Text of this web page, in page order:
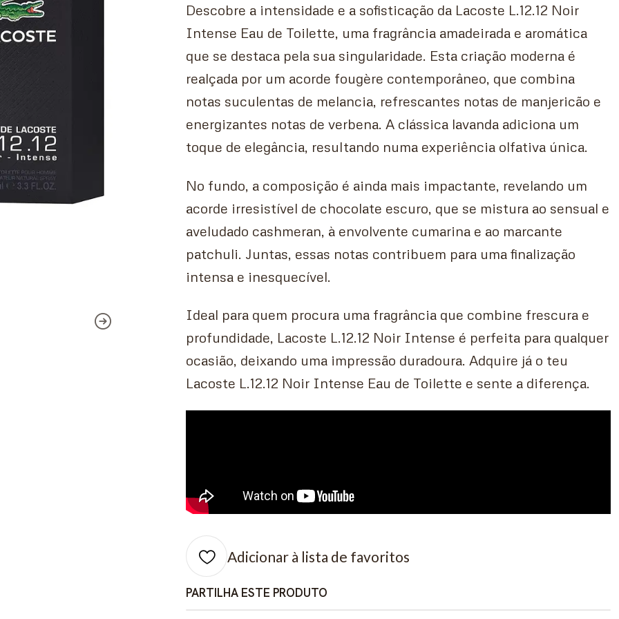
Descobre a intensidade e a sofisticação da Lacoste L.12.12 Noir
Intense Eau de Toilette, uma fragrância amadeirada e aromática
que se destaca pela sua singularidade. Esta criação moderna é
realçada por um acorde fougère contemporâneo, que combina
notas suculentas de melancia, refrescantes notas de manjericão e
energizantes notas de verbena. A clássica lavanda adiciona um
toque de elegância, resultando numa experiência olfativa única.
No fundo, a composição é ainda mais impactante, revelando um
acorde irresistível de chocolate escuro, que se mistura ao sensual e
aveludado cashmeran, à envolvente cumarina e ao marcante
patchuli. Juntas, essas notas contribuem para uma finalização
intensa e inesquecível.
Ideal para quem procura uma fragrância que combine frescura e
profundidade, Lacoste L.12.12 Noir Intense é perfeita para qualquer
ocasião, deixando uma impressão duradoura. Adquire já o teu
Lacoste L.12.12 Noir Intense Eau de Toilette e sente a diferença.
Adicionar à lista de favoritos
PARTILHA ESTE PRODUTO